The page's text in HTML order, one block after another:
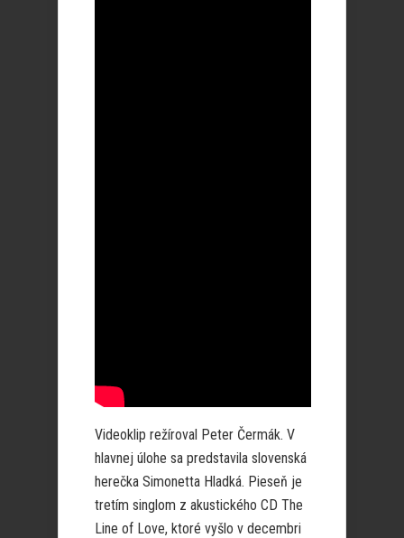
Videoklip režíroval Peter Čermák. V
hlavnej úlohe sa predstavila slovenská
herečka Simonetta Hladká. Pieseň je
tretím singlom z akustického CD The
Line of Love, ktoré vyšlo v decembri